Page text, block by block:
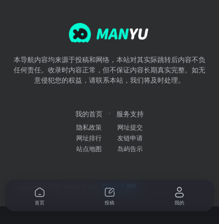
本导航内容均来源于投稿和网络，本站对其实际跳转后内容不负
任何责任。收录时内容正常，但不保证内容长期真实完整。如无
意侵犯您的权益，请联系本站，我们将及时处理。
我的首页
隐私政策
网址排行
站点地图
服务支持
网址提交
友链申请
岛屿告示
Copyright © 2026
首页 投稿 我的